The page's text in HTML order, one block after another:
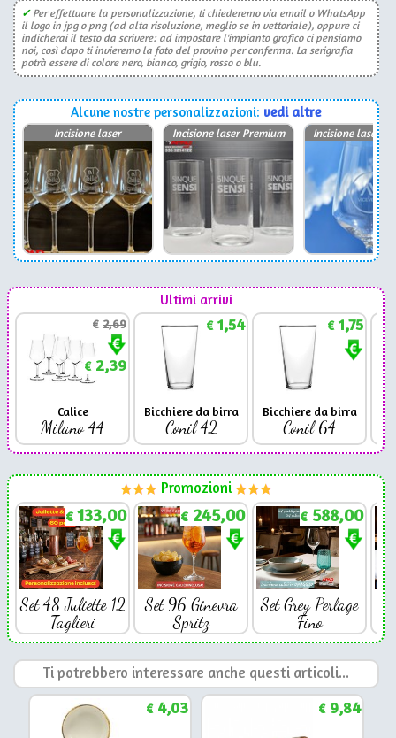
✓Per effettuare la personalizzazione, ti chiederemo via email o WhatsApp
il logo in jpg o png (ad alta risoluzione, meglio se in vettoriale), oppure ci
indicherai il testo da scrivere: ad impostare l'impianto grafico ci pensiamo
noi, così dopo ti invieremo la foto del provino per conferma. La serigrafia
potrà essere di colore nero, bianco, grigio, rosso o blu.
Alcune nostre personalizzazioni: vedi altre
Incisione laser Incisione laser Premium Incisione laser
Ultimi arrivi
€2,69
€2,39
Calice
Milano 44
€1,54
Bicchiere da birra
Conil 42
€1,75
Bicchiere da birra
Conil 64
Promozioni
€ 133,00
Set 48 Juliette 12
Taglieri
€ 245,00
Set 96 Ginevra
Spritz
€ 588,00
Set Grey Perlage
Fino
Ti potrebbero interessare anche questi articoli...
€4,03 €9,84